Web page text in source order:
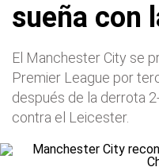
sueña con
El Manchester City se
Premier League por
después de la derrota
contra el Leicester.